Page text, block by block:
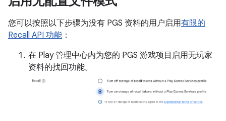
您可以按照以下步骤为没有 PGS 资料的用户启用有限的
Recall API 功能 ：
在 Play 管理中心内为您的 PGS 游戏项目启用无玩家
资料的找回功能。